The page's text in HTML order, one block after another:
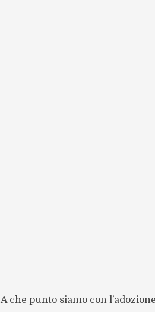
A che punto siamo con